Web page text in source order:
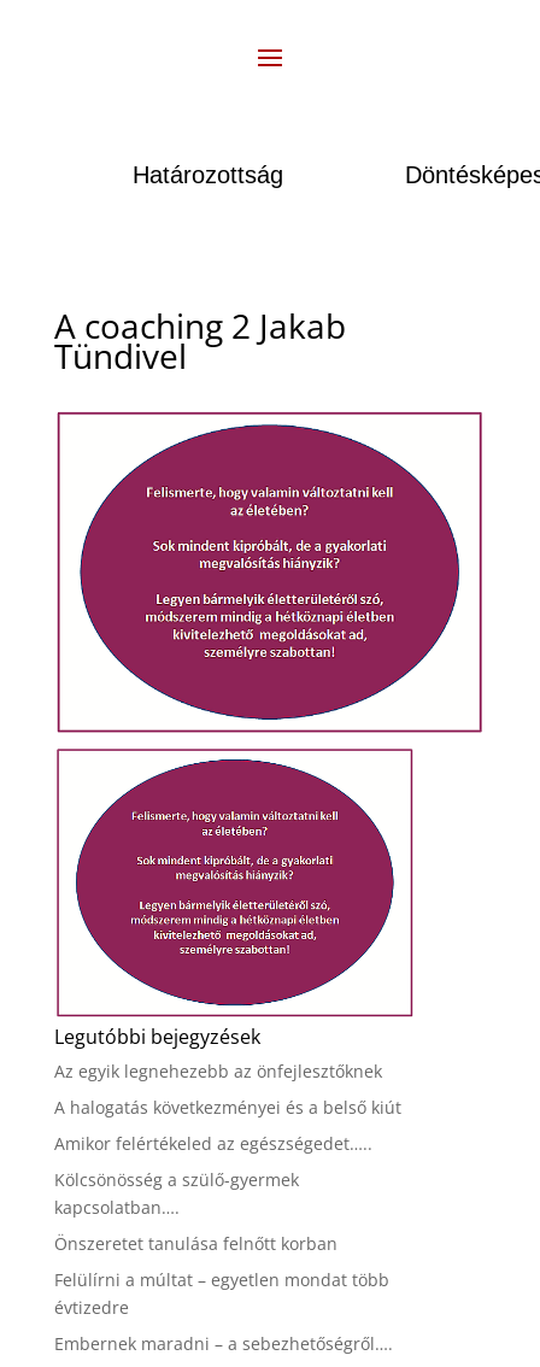
Határozottság
A coaching 2 Jakab
Tündivel
Legutóbbi bejegyzések
Az egyik legnehezebb az önfejlesztőknek
A halogatás következményei és a belső kiút
Amikor felértékeled az egészségedet…..
Kölcsönösség a szülő-gyermek
kapcsolatban….
Önszeretet tanulása felnőtt korban
Felülírni a múltat – egyetlen mondat több
évtizedre
Embernek maradni – a sebezhetőségről….